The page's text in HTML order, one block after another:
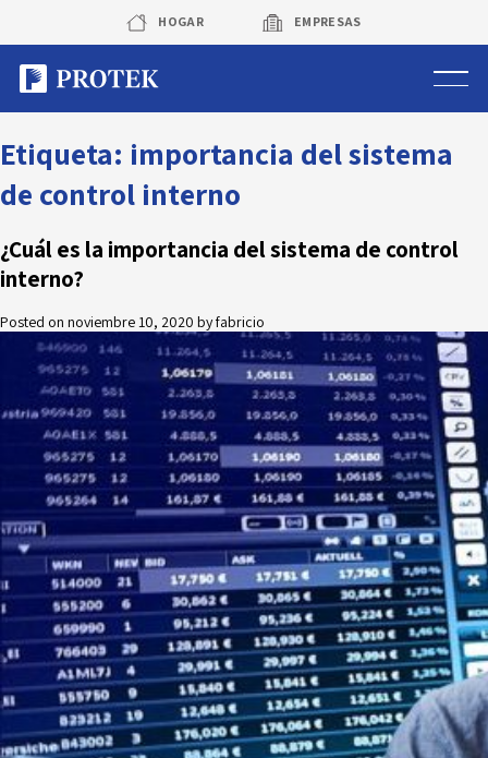
content
HOGAR EMPRESAS
Sistema de alarmas
Sistema de cámaras
Rastreo vehicular GPS
Protek Personas
Corredora de seguros
Sobre Protek
Trabaja con nosotros
Novedades
Faq
Contacto
Área de clientes
Etiqueta: importancia del sistema
de control interno
¿Cuál es la importancia del sistema de control
interno?
Posted on noviembre 10, 2020 byfabricio